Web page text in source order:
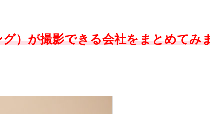
）が撮影できる会社をまとめてみ